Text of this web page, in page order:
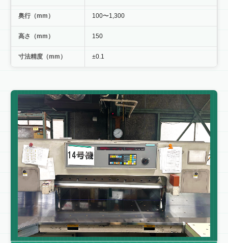
奥行（mm） 100〜1,300
高さ（mm） 150
寸法精度（mm） ±0.1